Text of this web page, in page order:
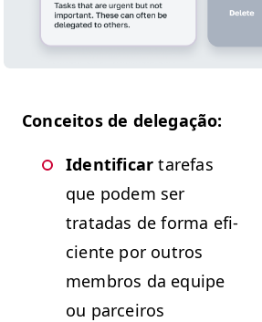
Con­ceitos de delegação:
Iden­ti­ficar tare­fas
que podem ser
tratadas de for­ma efi­
ciente por out­ros
mem­bros da equipe
ou par­ceiros